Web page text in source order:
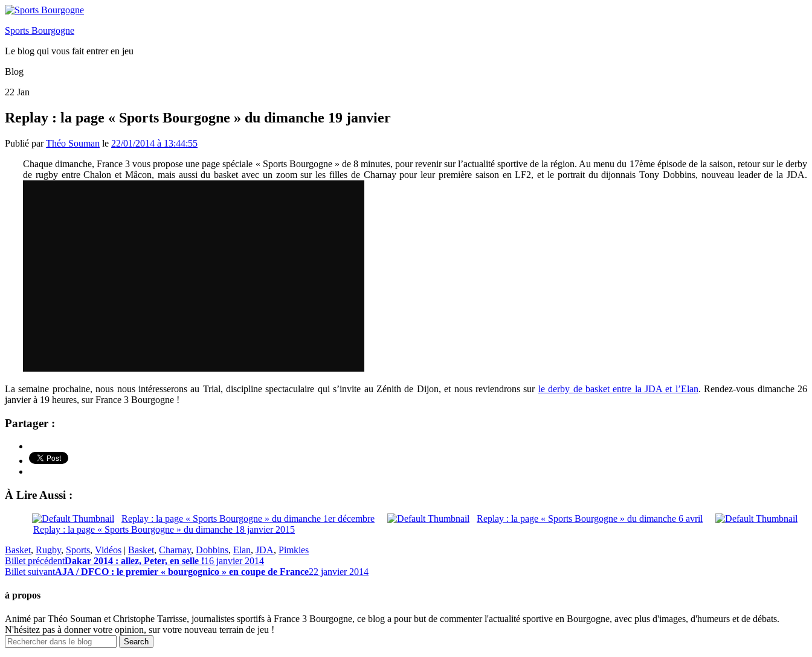
Sports Bourgogne
Le blog qui vous fait entrer en jeu
Blog
22 Jan
Replay : la page « Sports Bourgogne » du dimanche 19 janvier
Publié parThéo Souman le 22/01/2014 à 13:44:55
Chaque dimanche, France 3 vous propose une page spéciale « Sports Bourgogne » de 8 minutes, pour revenir sur l’actualité sportive de la région. Au menu du 17ème épisode de la saison, retour sur le derby
de rugby entre Chalon et Mâcon, mais aussi du basket avec un zoom sur les filles de Charnay pour leur première saison en LF2, et le portrait du dijonnais Tony Dobbins, nouveau leader de la JDA.
La semaine prochaine, nous nous intéresserons au Trial, discipline spectaculaire qui s’invite au Zénith de Dijon, et nous reviendrons sur le derby de basket entre la JDA et l’Elan. Rendez-vous dimanche 26
janvier à 19 heures, sur France 3 Bourgogne !
Partager :
À Lire Aussi :
Replay : la page « Sports Bourgogne » du dimanche 1er décembre
Replay : la page « Sports Bourgogne » du dimanche 6 avril
Replay : la page « Sports Bourgogne » du dimanche 18 janvier 2015
Basket, Rugby, Sports, Vidéos | Basket, Charnay, Dobbins, Elan, JDA, Pimkies
Billet précédentDakar 2014 : allez, Peter, en selle !16 janvier 2014
Billet suivantAJA / DFCO : le premier « bourgognico » en coupe de France22 janvier 2014
à propos
Animé par Théo Souman et Christophe Tarrisse, journalistes sportifs à France 3 Bourgogne, ce blog a pour but de commenter l'actualité sportive en Bourgogne, avec plus d'images, d'humeurs et de débats.
N'hésitez pas à donner votre opinion, sur votre nouveau terrain de jeu !